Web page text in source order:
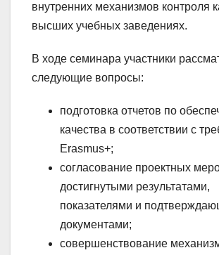
внутренних механизмов контроля
высших учебных заведениях.
В ходе семинара участники
следующие вопросы:
подготовка отчетов по
качества в соответствии с
Erasmus+;
согласование проектных
достигнутыми результатами,
показателями и
документами;
совершенствование